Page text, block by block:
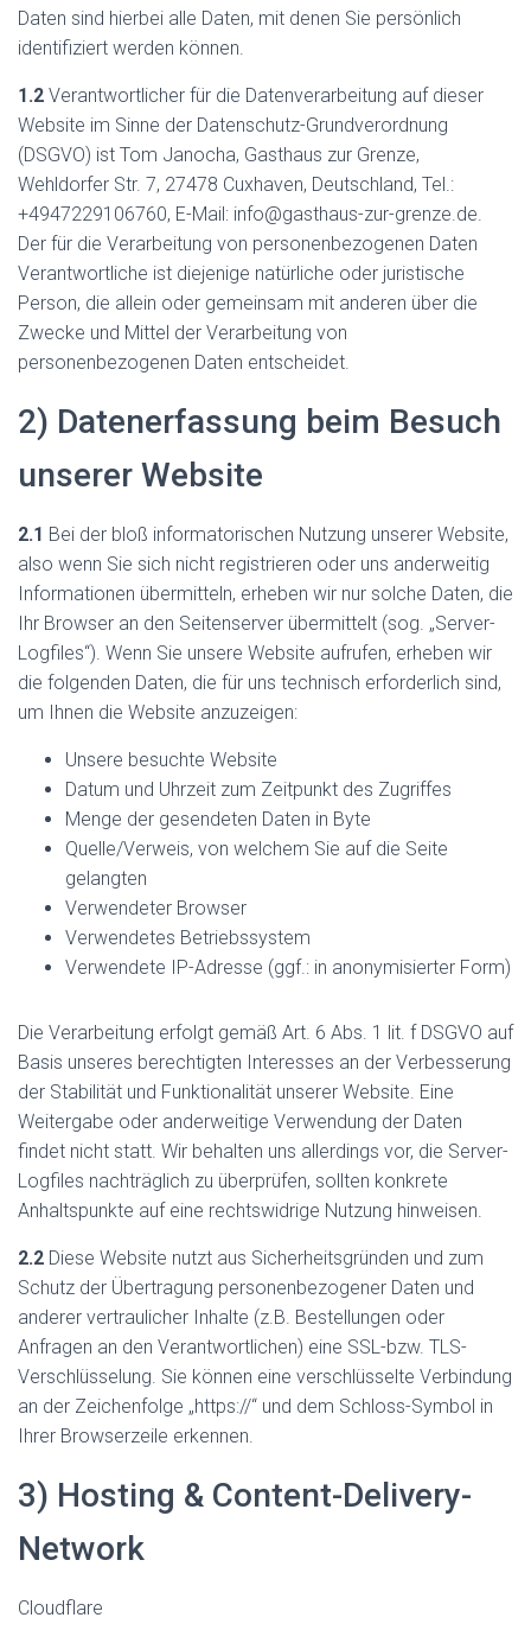
Daten sind hierbei alle Daten, mit denen Sie persönlich
identifiziert werden können.
1.2 Verantwortlicher für die Datenverarbeitung auf dieser
Website im Sinne der Datenschutz-Grundverordnung
(DSGVO) ist Tom Janocha, Gasthaus zur Grenze,
Wehldorfer Str. 7, 27478 Cuxhaven, Deutschland, Tel.:
+4947229106760, E-Mail: info@gasthaus-zur-grenze.de.
Der für die Verarbeitung von personenbezogenen Daten
Verantwortliche ist diejenige natürliche oder juristische
Person, die allein oder gemeinsam mit anderen über die
Zwecke und Mittel der Verarbeitung von
personenbezogenen Daten entscheidet.
2) Datenerfassung beim Besuch
unserer Website
2.1 Bei der bloß informatorischen Nutzung unserer Website,
also wenn Sie sich nicht registrieren oder uns anderweitig
Informationen übermitteln, erheben wir nur solche Daten, die
Ihr Browser an den Seitenserver übermittelt (sog. „Server-
Logfiles“). Wenn Sie unsere Website aufrufen, erheben wir
die folgenden Daten, die für uns technisch erforderlich sind,
um Ihnen die Website anzuzeigen:
Unsere besuchte Website
Datum und Uhrzeit zum Zeitpunkt des Zugriffes
Menge der gesendeten Daten in Byte
Quelle/Verweis, von welchem Sie auf die Seite
gelangten
Verwendeter Browser
Verwendetes Betriebssystem
Verwendete IP-Adresse (ggf.: in anonymisierter Form)
Die Verarbeitung erfolgt gemäß Art. 6 Abs. 1 lit. f DSGVO auf
Basis unseres berechtigten Interesses an der Verbesserung
der Stabilität und Funktionalität unserer Website. Eine
Weitergabe oder anderweitige Verwendung der Daten
findet nicht statt. Wir behalten uns allerdings vor, die Server-
Logfiles nachträglich zu überprüfen, sollten konkrete
Anhaltspunkte auf eine rechtswidrige Nutzung hinweisen.
2.2 Diese Website nutzt aus Sicherheitsgründen und zum
Schutz der Übertragung personenbezogener Daten und
anderer vertraulicher Inhalte (z.B. Bestellungen oder
Anfragen an den Verantwortlichen) eine SSL-bzw. TLS-
Verschlüsselung. Sie können eine verschlüsselte Verbindung
an der Zeichenfolge „https://“ und dem Schloss-Symbol in
Ihrer Browserzeile erkennen.
3) Hosting & Content-Delivery-
Network
Cloudflare